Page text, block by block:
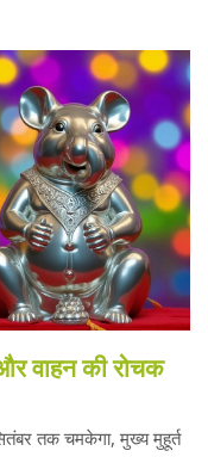
वाहन की रोचक
तक चमकेगा, मुख्य मुहूर्त